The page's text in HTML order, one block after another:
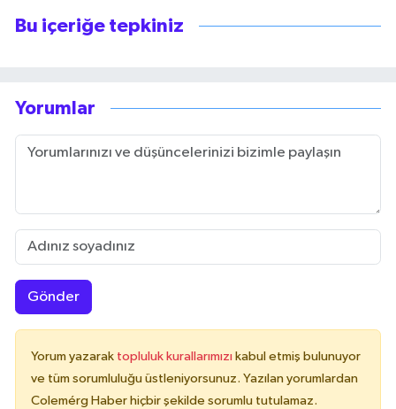
Bu içeriğe tepkiniz
Yorumlar
Gönder
Yorum yazarak topluluk kurallarımızı kabul etmiş bulunuyor
ve tüm sorumluluğu üstleniyorsunuz. Yazılan yorumlardan
Colemérg Haber hiçbir şekilde sorumlu tutulamaz.